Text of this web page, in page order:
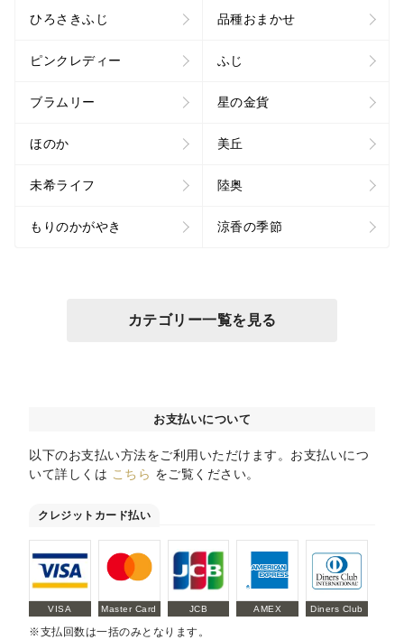
ひろさきふじ 品種おまかせ
ピンクレディー ふじ
ブラムリー 星の金貨
ほのか 美丘
未希ライフ 陸奥
もりのかがやき 涼香の季節
カテゴリー一覧を見る
お支払いについて
以下のお支払い方法をご利用いただけます。お支払いにつ
いて詳しくは こちら をご覧ください。
クレジットカード払い
VISA Master Card JCB AMEX Diners Club
※支払回数は一括のみとなります。